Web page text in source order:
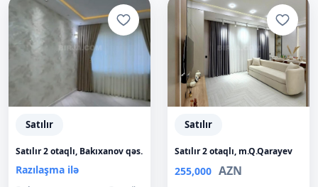
Satılır
Satılır 2 otaqlı, Bakıxanov qəs.
Razılaşma ilə
Satılır
Satılır 2 otaqlı, m.Q.Qarayev
255,000 AZN